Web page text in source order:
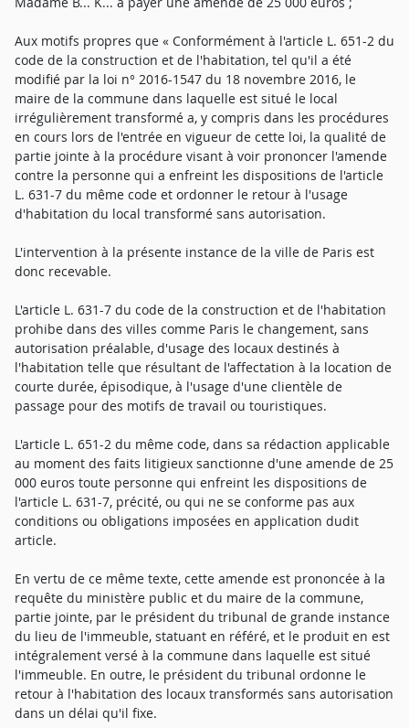
Aux motifs propres que « Conformément à l'article L. 651-2 du
code de la construction et de l'habitation, tel qu'il a été
modifié par la loi n° 2016-1547 du 18 novembre 2016, le
maire de la commune dans laquelle est situé le local
irrégulièrement transformé a, y compris dans les procédures
en cours lors de l'entrée en vigueur de cette loi, la qualité de
partie jointe à la procédure visant à voir prononcer l'amende
contre la personne qui a enfreint les dispositions de l'article
L. 631-7 du même code et ordonner le retour à l'usage
d'habitation du local transformé sans autorisation.
L'intervention à la présente instance de la ville de Paris est
donc recevable.
L'article L. 631-7 du code de la construction et de l'habitation
prohibe dans des villes comme Paris le changement, sans
autorisation préalable, d'usage des locaux destinés à
l'habitation telle que résultant de l'affectation à la location de
courte durée, épisodique, à l'usage d'une clientèle de
passage pour des motifs de travail ou touristiques.
L'article L. 651-2 du même code, dans sa rédaction applicable
au moment des faits litigieux sanctionne d'une amende de 25
000 euros toute personne qui enfreint les dispositions de
l'article L. 631-7, précité, ou qui ne se conforme pas aux
conditions ou obligations imposées en application dudit
article.
En vertu de ce même texte, cette amende est prononcée à la
requête du ministère public et du maire de la commune,
partie jointe, par le président du tribunal de grande instance
du lieu de l'immeuble, statuant en référé, et le produit en est
intégralement versé à la commune dans laquelle est situé
l'immeuble. En outre, le président du tribunal ordonne le
retour à l'habitation des locaux transformés sans autorisation
dans un délai qu'il fixe.